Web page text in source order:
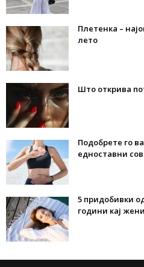
Плетенка –
лето
Што открива
Подобрете го
едноставни
5 придобивки
години кај